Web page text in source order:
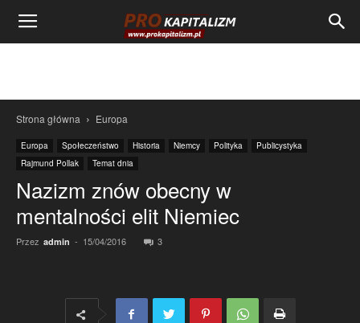
Strona główna Europa
Europa Społeczeństwo Historia Niemcy Polityka
Publicystyka
Rajmund Pollak
Temat dnia
Nazizm znów obecny w
mentalności elit Niemiec
Przez admin - 15/04/2016 3